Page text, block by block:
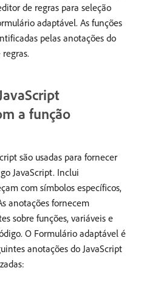
de regras para seleção
adaptável. As funções
pelas anotações do
a função
são usadas para fornecer
JavaScript. Inclui
com símbolos específicos,
anotações fornecem
sobre funções, variáveis e
O Formulário adaptável é
anotações do JavaScript